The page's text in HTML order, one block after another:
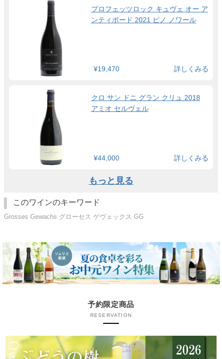
プロフェッツロック キュヴェ オー ア
ンティポード 2021 ピノ ノワール
¥19,470 詳しくみる
クロ サン ドニ グラン クリュ 2018
アミオ セルヴェル
¥44,000 詳しくみる
もっと見る
このワインのキーワード
Grosses Gewachs グローセス ゲヴェックス GG
予約限定商品
RESERVATION